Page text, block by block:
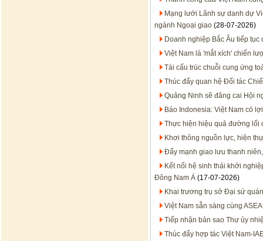
Mạng lưới Lãnh sự danh dự
ngành Ngoại giao (28-07-2026)
Doanh nghiệp Bắc Âu tiếp
Việt Nam là 'mắt xích' chiến
Tái cấu trúc chuỗi cung ứng
Thúc đẩy quan hệ Đối tác
Quảng Ninh sẽ đăng cai Hội
Báo Indonesia: Việt Nam có
Thực hiện hiệu quả đường lối
Khơi thông nguồn lực, hiện
Đẩy mạnh giao lưu thanh
Kết nối hệ sinh thái khởi
Đông Nam Á (17-07-2026)
Khai trương trụ sở Đại sứ
Việt Nam sẵn sàng cùng
Tiếp nhận bản sao Thư ủy
Thúc đẩy hợp tác Việt Nam-